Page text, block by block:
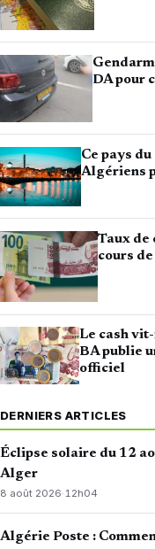
DA pour
Ce pays
Algériens
Taux de
cours
Le cash
BA publie
officiel
DERNIERS ARTICLES
Éclipse solaire du 12
Alger
8 août 2026·12h04
Algérie Poste :